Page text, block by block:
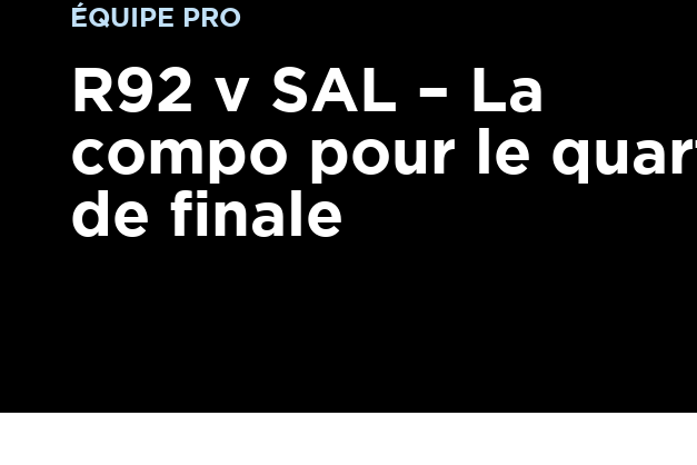
ÉQUIPE PRO
R92 v SAL – La
compo pour le
de finale